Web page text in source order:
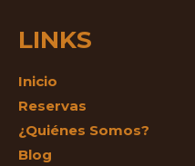
LINKS
Inicio
Reservas
¿Quiénes Somos?
Blog